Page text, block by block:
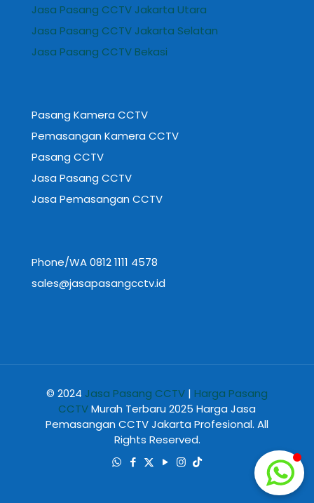
Jasa Pasang CCTV Jakarta Utara
Jasa Pasang CCTV Jakarta Selatan
Jasa Pasang CCTV Bekasi
Pasang Kamera CCTV
Pemasangan Kamera CCTV
Pasang CCTV
Jasa Pasang CCTV
Jasa Pemasangan CCTV
Phone/WA 0812 1111 4578
sales@jasapasangcctv.id
© 2024 Jasa Pasang CCTV | Harga Pasang
CCTVMurah Terbaru 2025 Harga Jasa
Pemasangan CCTV Jakarta Profesional. All
Rights Reserved.